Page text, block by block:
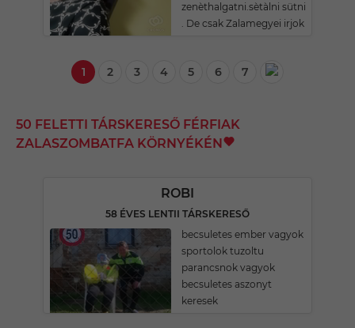
zenèthalgatni.sètàlni sütni
. De csak Zalamegyei irjok
1 2 3 4 5 6 7
50 FELETTI TÁRSKERESŐ FÉRFIAK
ZALASZOMBATFA KÖRNYÉKÉN
ROBI
58 ÉVES LENTII TÁRSKERESŐ
becsuletes ember vagyok
sportolok tuzoltu
parancsnok vagyok
becsuletes aszonyt
keresek